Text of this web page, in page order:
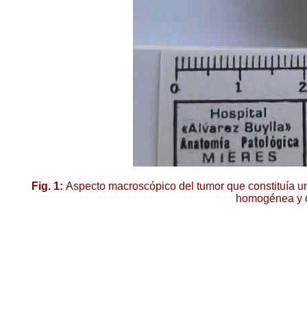
Fig. 1: Aspecto macroscópico del tumor que constituía
homogénea y